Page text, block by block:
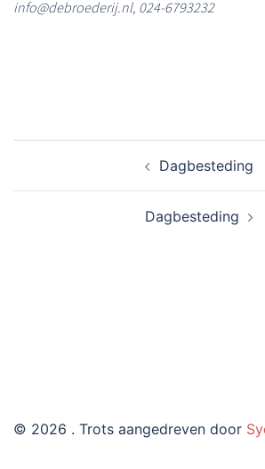
info@debroederij.nl, 024-6793232
Dagbesteding
Dagbesteding
© 2026 . Trots aangedreven door